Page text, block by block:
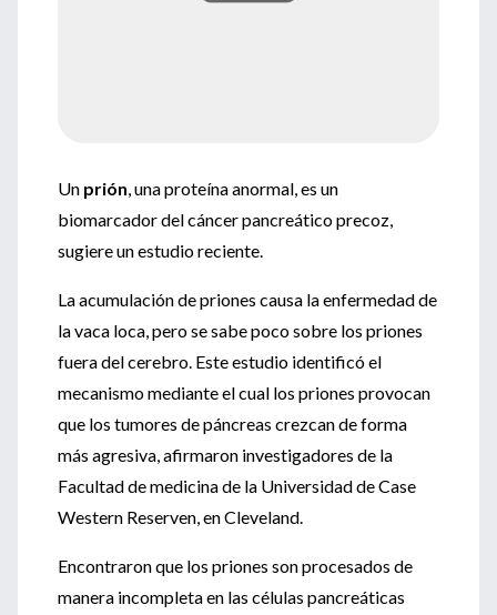
Un prión, una proteína anormal, es un
biomarcador del cáncer pancreático precoz,
sugiere un estudio reciente.
La acumulación de priones causa la enfermedad de
la vaca loca, pero se sabe poco sobre los priones
fuera del cerebro. Este estudio identificó el
mecanismo mediante el cual los priones provocan
que los tumores de páncreas crezcan de forma
más agresiva, afirmaron investigadores de la
Facultad de medicina de la Universidad de Case
Western Reserven, en Cleveland.
Encontraron que los priones son procesados de
manera incompleta en las células pancreáticas